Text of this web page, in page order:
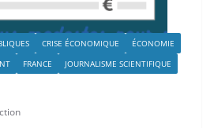
CRISE ÉCONOMIQUE
ÉCONOMIE
FRANCE
JOURNALISME SCIENTIFIQUE